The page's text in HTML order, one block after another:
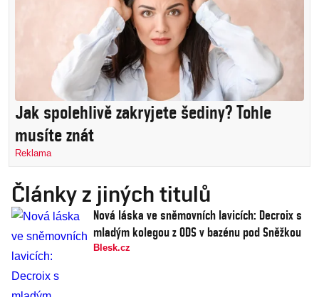
Jak spolehlivě zakryjete šediny? Tohle
musíte znát
Reklama
Články z jiných titulů
Nová láska ve sněmovních lavicích: Decroix s
mladým kolegou z ODS v bazénu pod Sněžkou
Blesk.cz